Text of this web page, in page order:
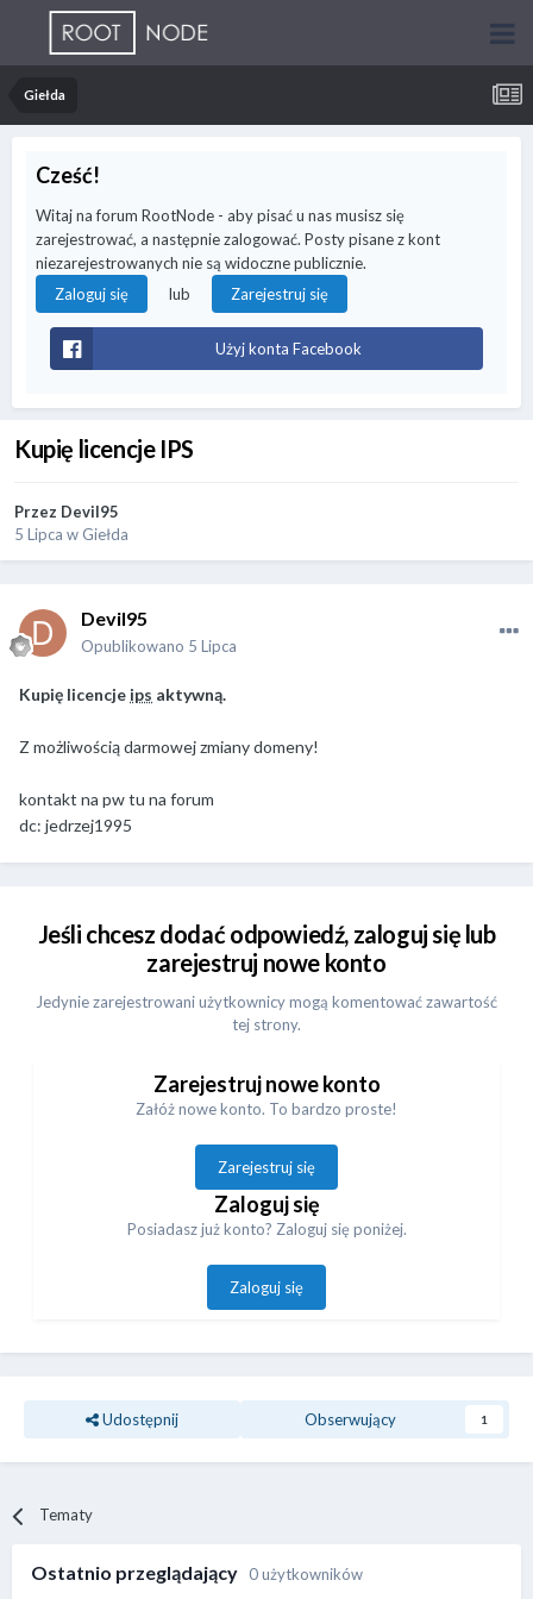
Giełda
Cześć!
Witaj na forum RootNode - aby pisać u nas musisz się
zarejestrować, a następnie zalogować. Posty pisane z kont
niezarejestrowanych nie są widoczne publicznie.
Zaloguj się
lub Zarejestruj się
Użyj konta Facebook
Kupię licencje IPS
Przez Devil95
5 Lipca w Giełda
Devil95
Opublikowano 5 Lipca
Kupię licencje ips aktywną.
Z możliwością darmowej zmiany domeny!
kontakt na pw tu na forum
dc: jedrzej1995
Jeśli chcesz dodać odpowiedź, zaloguj się lub
zarejestruj nowe konto
Jedynie zarejestrowani użytkownicy mogą komentować zawartość
tej strony.
Zarejestruj nowe konto
Załóż nowe konto. To bardzo proste!
Zarejestruj się
Zaloguj się
Posiadasz już konto? Zaloguj się poniżej.
Zaloguj się
Udostępnij Obserwujący 1
Tematy
Ostatnio przeglądający 0 użytkowników